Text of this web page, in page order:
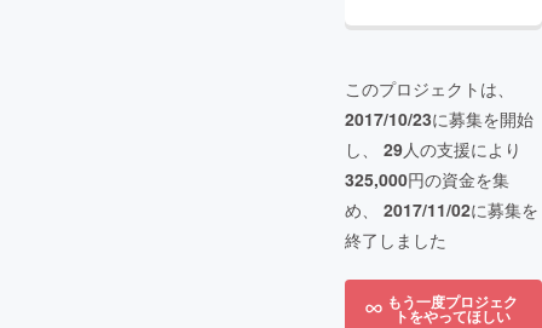
このプロジェクトは、
2017/10/23に募集を開始
し、 29人の支援により
325,000円の資金を集
め、 2017/11/02に募集を
終了しました
もう一度プロジェク
トをやってほしい